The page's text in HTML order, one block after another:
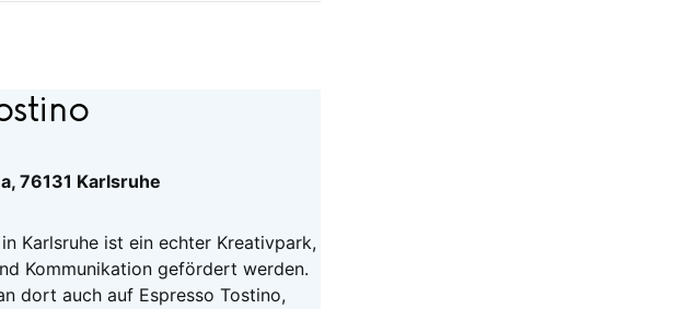
76131 Karlsruhe
Karlsruhe ist ein echter Kreativpark,
Kommunikation gefördert werden.
dort auch auf Espresso Tostino,